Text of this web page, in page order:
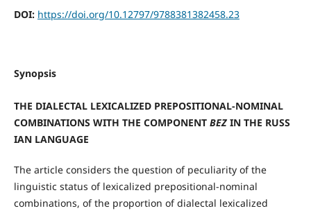
DOI: https://doi.org/10.12797/9788381382458.23
Synopsis
THE DIALECTAL LEXICALIZED PREPOSITIONAL-NOMINAL
COMBINATIONS WITH THE COMPONENT BEZ IN THE RUSS
IAN LANGUAGE
The article considers the question of peculiarity of the
linguistic status of lexicalized prepositional-nominal
combinations, of the proportion of dialectal lexicalized